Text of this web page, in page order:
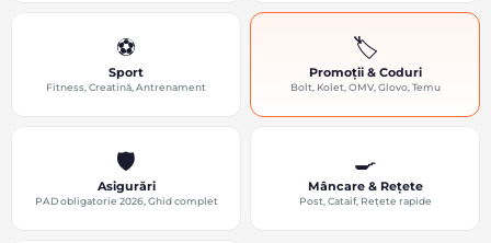
⚽
Sport
Fitness, Creatină, Antrenament
🏷️
Promoții & Coduri
Bolt, Kolet, OMV, Glovo, Temu
🛡️
Asigurări
PAD obligatorie 2026, Ghid complet
🍳
Mâncare & Rețete
Post, Cataif, Rețete rapide